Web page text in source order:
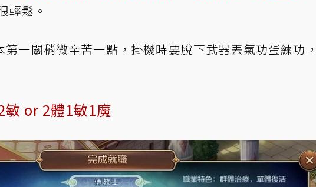
輕鬆。
第一關稍微辛苦一點，掛機時要脫下武器丟氣功蛋練功
or 2體1敏1魔